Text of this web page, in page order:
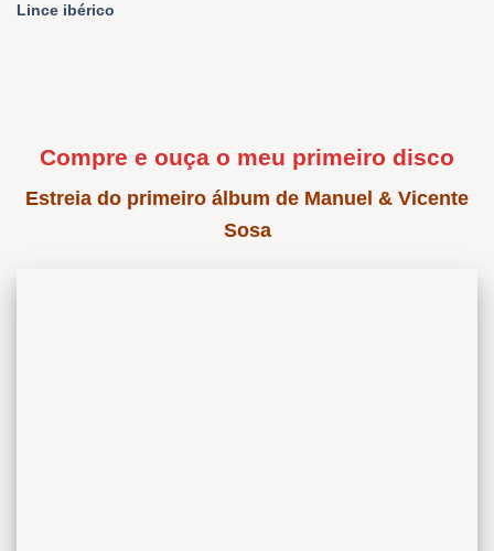
Lince ibérico
Compre e ouça o meu primeiro disco
Estreia do primeiro álbum de Manuel & Vicente
Sosa